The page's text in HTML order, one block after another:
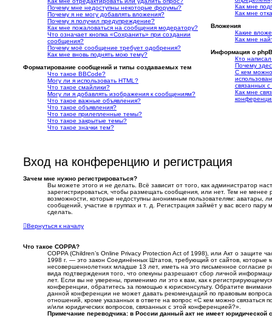
Почему мне недоступны некоторые форумы?
Почему я не могу добавлять вложения?
Почему я получил предупреждение?
Как мне пожаловаться на сообщения модератору?
Что означает кнопка «Сохранить» при создании
сообщения?
Почему моё сообщение требует одобрения?
Как мне вновь поднять мою тему?
Форматирование сообщений и типы создаваемых тем
Что такое BBCode?
Могу ли я использовать HTML?
Что такое смайлики?
Могу ли я добавлять изображения к сообщениям?
Что такое важные объявления?
Что такое объявления?
Что такое прилепленные темы?
Что такое закрытые темы?
Что такое значки тем?
Как мне
Как мне
Вложения
Какие
Как мне
Информация о
Кто
Почему
С кем можно
связанных
Как мне
Вход на конференцию и регистрация
Зачем мне нужно регистрироваться?
Вы можете этого и не делать. Всё зависит от того, как администратор
зарегистрироваться, чтобы размещать сообщения, или нет. Тем не менее
возможности, которые недоступны анонимным пользователям: аватары,
сообщений, участие в группах и т. д. Регистрация займёт у вас всего
сделать.
Вернуться к началу
Что такое COPPA?
COPPA (Children’s Online Privacy Protection Act of 1998), или Акт о защите
1998 г. — это закон Соединённых Штатов, требующий от сайтов, которые
несовершеннолетних младше 13 лет, иметь на это письменное согласие
вида подтверждения того, что опекуны разрешают сбор личной
лет. Если вы не уверены, применимо ли это к вам, как к
конференции, обратитесь за помощью к юрисконсульту. Обратите
данной конференции не может давать рекомендаций по правовым
отношений, кроме указанных в ответе на вопрос «С кем можно связаться
и/или юридических вопросов, связанных с этой конференцией?».
Примечание переводчика: в России данный акт не имеет юридической